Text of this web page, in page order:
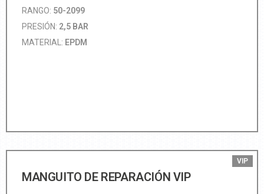
RANGO: 50-2099
PRESIÓN: 2,5 BAR
MATERIAL: EPDM
MANGUITO DE REPARACIÓN VIP
VIP